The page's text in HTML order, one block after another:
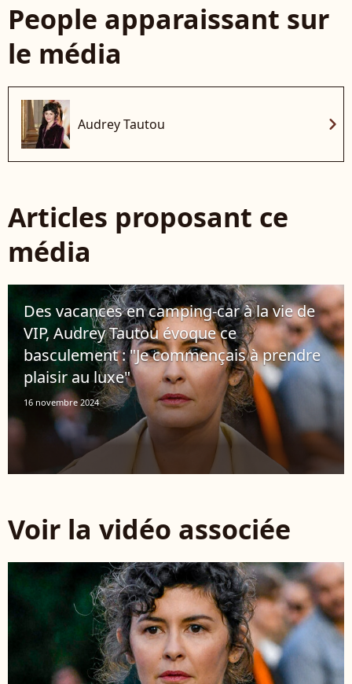
People apparaissant sur
le média
Audrey Tautou chevron_right
Articles proposant ce
média
Des vacances en camping-car à la vie de
VIP, Audrey Tautou évoque ce
basculement : "Je commençais à prendre
plaisir au luxe"
16 novembre 2024
Voir la vidéo associée